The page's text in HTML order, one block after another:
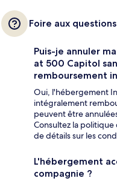
Foire aux questions
Puis-je annuler
at 500 Capitol
remboursement
Oui, l'hébergement
intégralement
peuvent être
Consultez la
de détails sur les
L'hébergement
compagnie ?